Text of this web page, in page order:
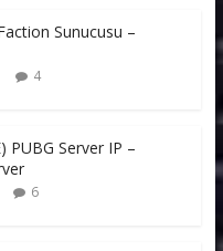
Sunucusu –
4
PUBG Server IP –
6